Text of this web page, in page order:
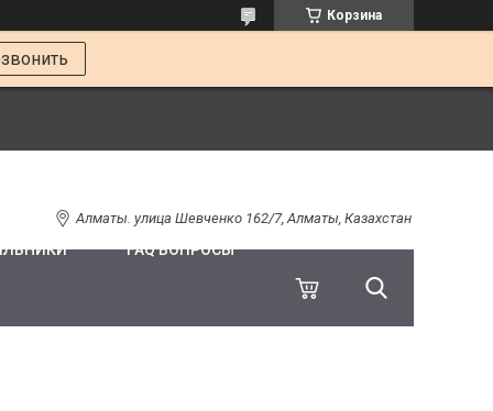
Корзина
Алматы. улица Шевченко 162/7, Алматы, Казахстан
FAQ ВОПРОСЫ